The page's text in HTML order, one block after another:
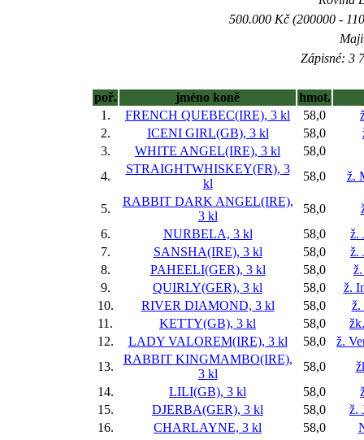
500.000 Kč (200000 -
Zápisné: 3
poř. jméno koně
hmot.
1.
FRENCH QUEBEC(IRE), 3 kl 58,0
2.
ICENI GIRL(GB), 3 kl 58,0
3.
WHITE ANGEL(IRE), 3 kl
58,0
4.
STRAIGHTWHISKEY(FR), 3
kl
58,0 ž.
5.
RABBIT DARK ANGEL(IRE),
3 kl
58,0
6.
NURBELA, 3 kl 58,0
ž.
7.
SANSHA(IRE), 3 kl 58,0
ž.
8.
PAHEELI(GER), 3 kl 58,0
9.
QUIRLY(GER), 3 kl 58,0
ž.
10.
RIVER DIAMOND, 3 kl 58,0
ž.
11.
KETTY(GB), 3 kl 58,0
12.
LADY VALOREM(IRE), 3 kl 58,0
ž.
13.
RABBIT KINGMAMBO(IRE),
3 kl
58,0
14.
LILI(GB), 3 kl 58,0
15.
DJERBA(GER), 3 kl 58,0
ž.
16.
CHARLAYNE, 3 kl 58,0